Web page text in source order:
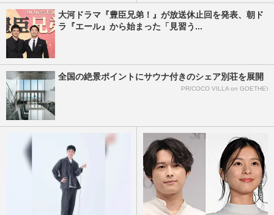
い」
週刊女性2021年11月30日・12月7日号 2021/12/2
校時代に演じた55歳女性との「体当たりキ
ス」
大河ドラマ『豊臣兄弟！』が放送休止回を発表、朝ド
ラ『エール』から始まった「見習う...
全国の絶景ポイントにサウナ付きのシェア別荘を展開
PR(COCO VILLA on GOETHE)